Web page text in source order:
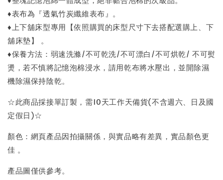
♦表布為『透氣竹炭纖維表布』。
♦上下舖床型專用【依照購買的床型尺寸下去搭配選購上、下
舖床墊】 。
♦保養方法：弱速洗滌/不可乾洗/不可漂白/不可烘乾/ 不可熨
燙，若不慎將記憶泡棉浸水，請用乾布將水壓出，並開除濕
機除濕保持陰乾。
☆此商品採接單訂製，需10天工作天備貨(不含週六、日及國
定假日)☆
顏色：網頁產品因拍攝關係，與實品略有差異，實品顏色更
佳 。
產品圖僅供參考。